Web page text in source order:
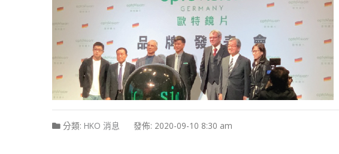
分類: HKO 消息 發佈: 2020-09-10 8:30 am